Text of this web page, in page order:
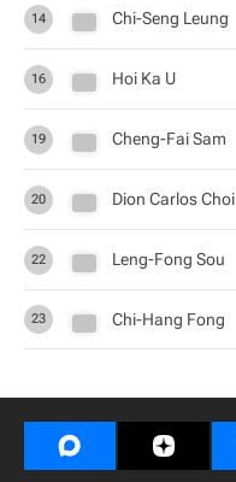
14 Chi-Seng Leung
16 Hoi Ka U
19 Cheng-Fai Sam
20 Dion Carlos Choi
22 Leng-Fong Sou
23 Chi-Hang Fong